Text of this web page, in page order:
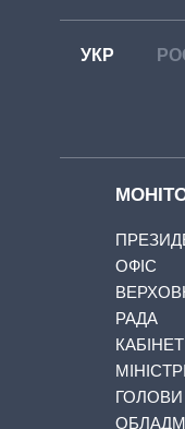
УКР
ОФІС
РАДА
КАБІНЕТ
ГОЛОВИ